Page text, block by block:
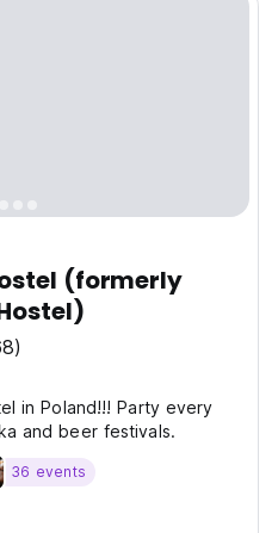
(formerly
in Poland!!! Party every
and beer festivals.
36 events